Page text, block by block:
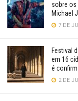
sobre os
Michael
7 DE
Festival
em 16
é
2 DE